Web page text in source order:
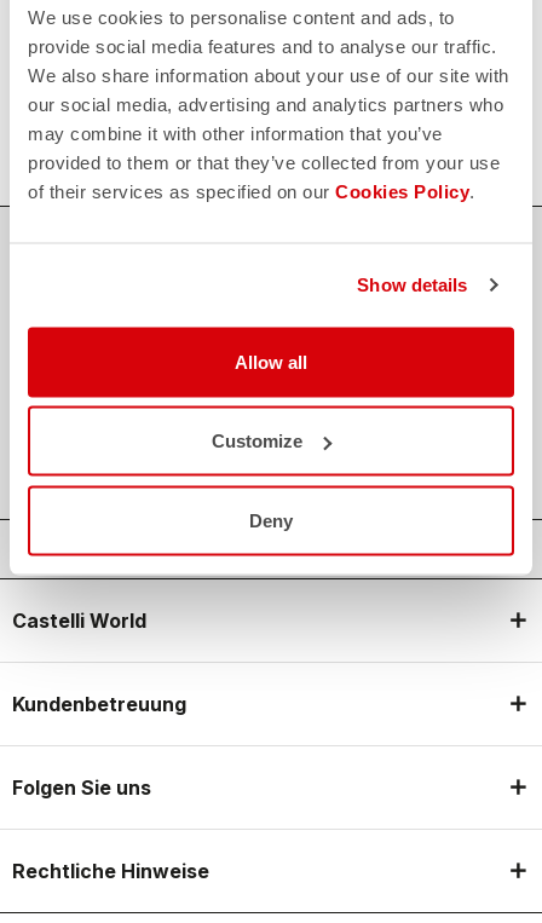
We use cookies to personalise content and ads, to
provide social media features and to analyse our traffic.
We also share information about your use of our site with
our social media, advertising and analytics partners who
may combine it with other information that you’ve
provided to them or that they’ve collected from your use
of their services as specified on our Cookies Policy.
Show details
Allow all
Customize
Deny
innerhalb von 30 Tagen nach der Lieferung
Entdecken Sie die Rückgabebedingungen
quiz
FAQ
Kein Problem, wir haben alle Antworten!
Klicken Sie hier .
Der Support, den du brauchst, mit Castelli Qualität in jedem Detail.
credit_card
local_shipping
CASTELLI GARANTIE UND QUALITÄT
Castelli World
Kundenbetreuung
Folgen Sie uns
Rechtliche Hinweise